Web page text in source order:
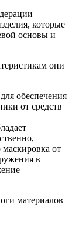
которые
основы и
они
обеспечения
от средств
от
в
материалов